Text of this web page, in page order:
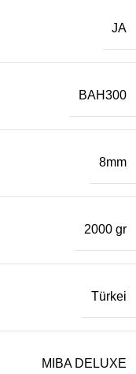
JA
BAH300
8mm
2000 gr
Türkei
MIBA DELUXE